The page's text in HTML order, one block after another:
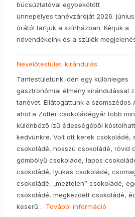
búcsúztatóval egybekötött
ünnepélyes tanévzáróját 2026. június
órától tartjuk a színházban. Kérjük a
növendékeink és a szülők
Nevelőtestületi kirándulás
Tantestületünk idén egy különleges
gasztronómiai élmény kirándulással
tanévet. Ellátogattunk a szomszédos
ahol a Zotter csokoládégyár több
különböző ízű édességéből
kedvünkre. Volt ott kerek csokoládé,
csokoládé, hosszú csokoládé, rövid
gömbölyű csokoládé, lapos
csokoládé, lyukas csokoládé,
csokoládé, „meztelen” csokoládé,
csokoládé, megkezdett csokoládé,
keserű… További információ